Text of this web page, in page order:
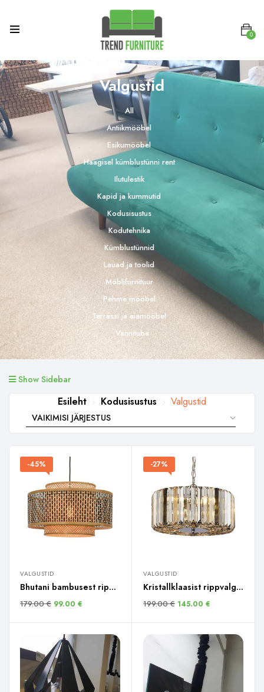
0
Valgustid
All
Antiikmööbel
Esikumööbel
Haagisel kümblustünni rent
Ilutulestik
Kapid ja kummutid
Kodusisustus
Kodutehnika
Kümblustünnid
Lauad ja toolid
Möblifurnituur
Pehme mööbel
Terrassi ja aiamööbel
Vannituba
Show Sidebar
Esileht Kodusisustus Valgustid
-45%
VALGUSTID
Bhutani bambusest ripplamp
179.00€ 99.00 €
-27%
VALGUSTID
Kristallklaasist rippvalgusti
199.00€ 145.00 €